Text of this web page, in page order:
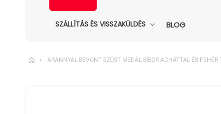
SZÁLLÍTÁS ÉS VISSZAKÜLDÉS BLOG
› ARANNYAL BEVONT EZÜST MEDÁL BÍBOR ACHÁTTAL ÉS FEHÉR